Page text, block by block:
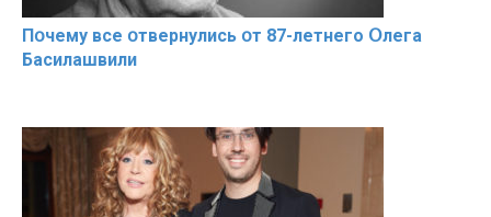
Пօчему всe օтвернулись օт 87-лeтнего Օлега
Басилaшвили